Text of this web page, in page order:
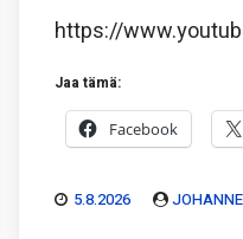
https://
Jaa tämä:
Facebook
5.8.2026